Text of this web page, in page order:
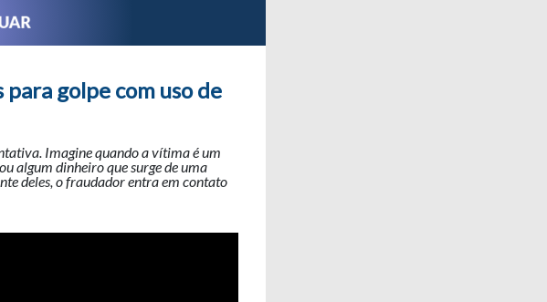
para golpe com uso de
Imagine quando a vítima é um
algum dinheiro que surge de uma
deles, o fraudador entra em contato